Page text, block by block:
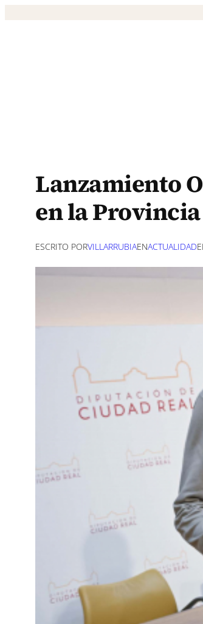
Lanzamiento
en la
ESCRITO PORVILLARRUBIAENACTUALIDAD